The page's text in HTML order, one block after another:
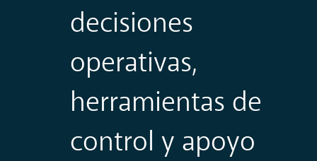
decisiones
operativas,
herramientas de
control y apoyo